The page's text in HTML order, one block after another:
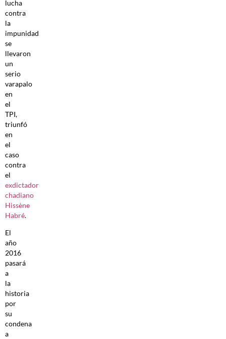
lucha
contra
la
impunidad
se
llevaron
un
serio
varapalo
en
el
TPI,
triunfó
en
el
caso
contra
el
exdictador
chadiano
Hissène
Habré.
El
año
2016
pasará
a
la
historia
por
su
condena
a